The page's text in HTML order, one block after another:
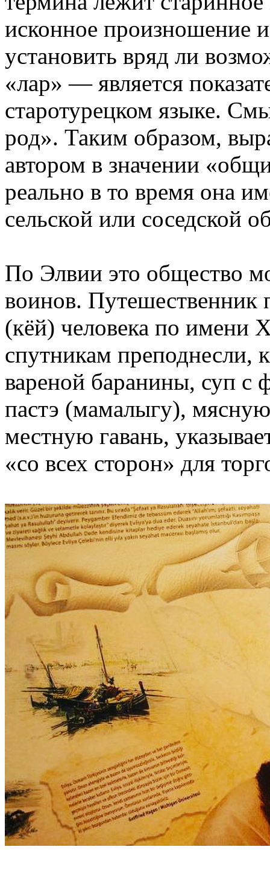
исконное произношение
установить вряд ли
«лар» — является
старотурецком языке.
род». Таким образом,
автором в значении
реально в то время она
сельской или соседской
По Элвии это общество
воинов. Путешественник
(кёй) человека по имени
спутникам преподнесли,
вареной баранины, суп с
пастэ (мамалыгу),
местную гавань,
«со всех сторон» для